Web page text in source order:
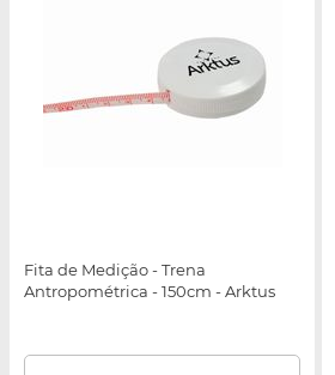
Fita de Medição - Trena
Antropométrica - 150cm - Arktus